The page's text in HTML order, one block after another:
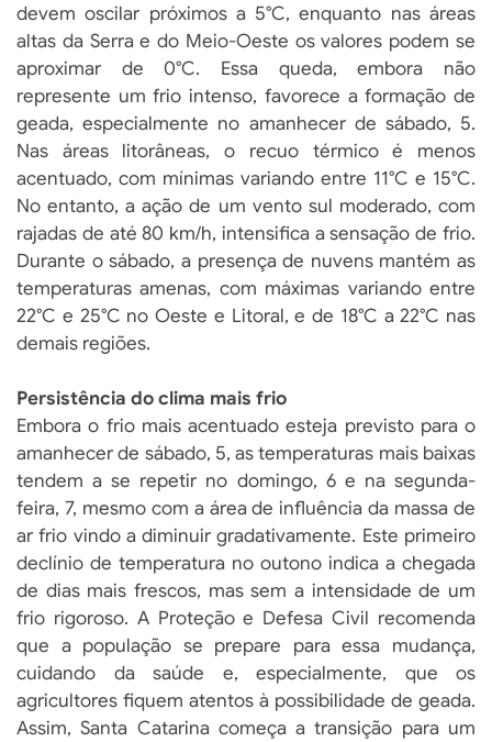
devem oscilar próximos a 5°C, enquanto nas áreas
altas da Serra e do Meio-Oeste os valores podem se
aproximar de 0°C. Essa queda, embora não
represente um frio intenso, favorece a formação de
geada, especialmente no amanhecer de sábado, 5.
Nas áreas litorâneas, o recuo térmico é menos
acentuado, com mínimas variando entre 11°C e 15°C.
No entanto, a ação de um vento sul moderado, com
rajadas de até 80 km/h, intensifica a sensação de frio.
Durante o sábado, a presença de nuvens mantém as
temperaturas amenas, com máximas variando entre
22°C e 25°C no Oeste e Litoral, e de 18°C a 22°C nas
demais regiões.
Persistência do clima mais frio
Embora o frio mais acentuado esteja previsto para o
amanhecer de sábado, 5, as temperaturas mais baixas
tendem a se repetir no domingo, 6 e na segunda-
feira, 7, mesmo com a área de influência da massa de
ar frio vindo a diminuir gradativamente. Este primeiro
declínio de temperatura no outono indica a chegada
de dias mais frescos, mas sem a intensidade de um
frio rigoroso. A Proteção e Defesa Civil recomenda
que a população se prepare para essa mudança,
cuidando da saúde e, especialmente, que os
agricultores fiquem atentos à possibilidade de geada.
Assim, Santa Catarina começa a transição para um